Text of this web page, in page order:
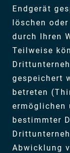
Endgerät
löschen
durch Ihren
Teilweise
gespeichert
betreten
ermöglichen
bestimmter
Abwicklung